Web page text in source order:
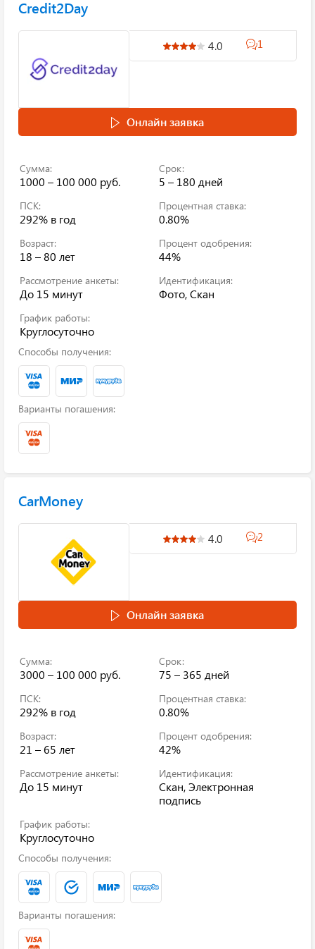
Credit2Day
4.0 1
Онлайн заявка
Сумма:
1000 – 100 000 руб.
Срок:
5 – 180 дней
ПСК:
292% в год
Процентная ставка:
0.80%
Возраст:
18 – 80 лет
Процент одобрения:
44%
Рассмотрение анкеты:
До 15 минут
Идентификация:
Фото, Скан
График работы:
Круглосуточно
Способы получения:
Варианты погашения:
CarMoney
4.0 2
Онлайн заявка
Сумма:
3000 – 100 000 руб.
Срок:
75 – 365 дней
ПСК:
292% в год
Процентная ставка:
0.80%
Возраст:
21 – 65 лет
Процент одобрения:
42%
Рассмотрение анкеты:
До 15 минут
Идентификация:
Скан, Электронная
подпись
График работы:
Круглосуточно
Способы получения:
Варианты погашения: